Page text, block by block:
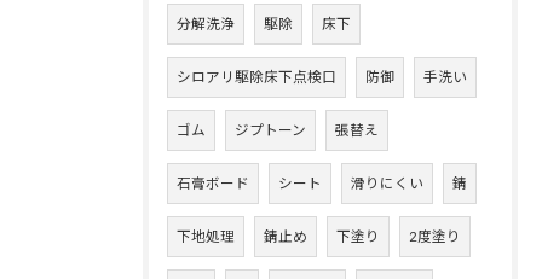
分解洗浄 駆除 床下
シロアリ駆除床下点検口 防御 手洗い
ゴム ジプトーン 張替え
石膏ボード シート 滑りにくい 錆
下地処理 錆止め 下塗り 2度塗り